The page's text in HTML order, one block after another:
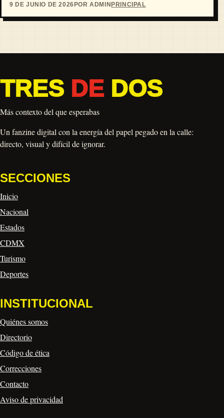
9 DE JUNIO DE 2026POR ADMINPRINCIPAL
TRES DEDOS
Más contexto del que esperabas
Un fanzine digital con la energía del papel pegado en la calle:
directo, visual y difícil de ignorar.
SECCIONES
Inicio
Nacional
Estados
CDMX
Turismo
Deportes
INSTITUCIONAL
Quiénes somos
Directorio
Código de ética
Correcciones
Contacto
Aviso de privacidad